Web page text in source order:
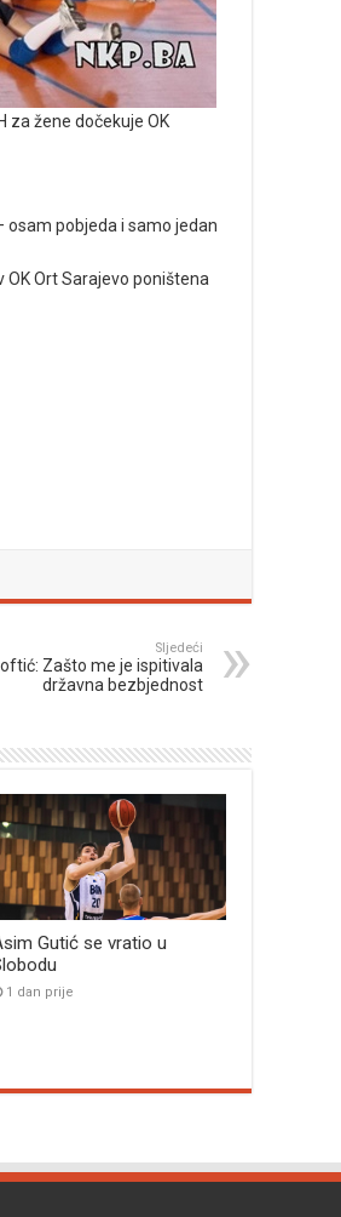
za žene dočekuje OK
pobjeda i samo jedan
Ort Sarajevo poništena
Sljedeći
Zašto me je ispitivala
državna bezbjednost
Gutić se vratio u
1 dan prije